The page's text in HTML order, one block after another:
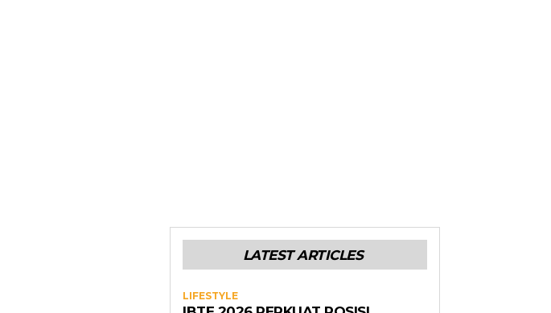
LATEST ARTICLES
LIFESTYLE